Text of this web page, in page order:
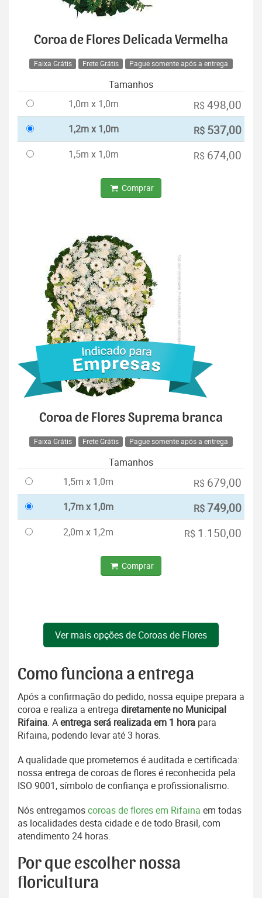
Coroa de Flores Delicada Vermelha
Faixa Grátis Frete Grátis Pague somente após a entrega
Tamanhos
1,0m x 1,0m
R$ 498,00
1,2m x 1,0m R$ 537,00
1,5m x 1,0m R$ 674,00
Comprar
Coroa de Flores Suprema branca
Faixa Grátis Frete Grátis Pague somente após a entrega
Tamanhos
1,5m x 1,0m
R$ 679,00
1,7m x 1,0m R$749,00
2,0m x 1,2m R$ 1.150,00
Comprar
Ver mais opções de Coroas de Flores
Como funciona a entrega
Após a confirmação do pedido, nossa equipe prepara a
coroa e realiza a entrega diretamente no Municipal
Rifaina. Aentrega será realizada em 1 hora para
Rifaina, podendo levar até 3 horas.
A qualidade que prometemos é auditada e certificada:
nossa entrega de coroas de flores é reconhecida pela
ISO 9001, símbolo de confiança e profissionalismo.
Nós entregamoscoroas de flores em Rifaina em todas
as localidades desta cidade e de todo Brasil, com
atendimento 24 horas.
Por que escolher nossa
floricultura